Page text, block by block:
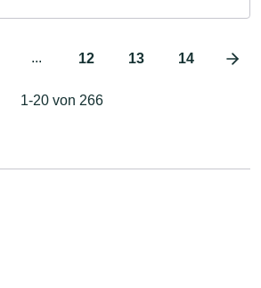
... 12 13 14
1-20 von 266